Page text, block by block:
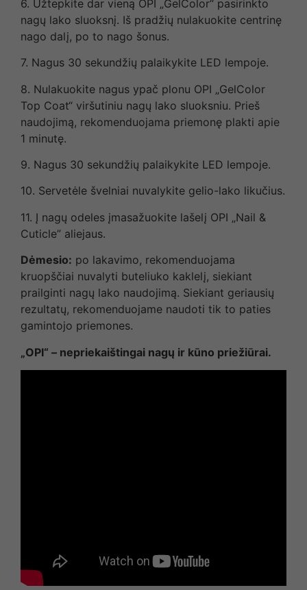
6. Užtepkite dar vieną OPI „GelColor“ pasirinkto
nagų lako sluoksnį. Iš pradžių nulakuokite centrinę
nago dalį, po to nago šonus.
7. Nagus 30 sekundžių palaikykite LED lempoje.
8. Nulakuokite nagus ypač plonu OPI „GelColor
Top Coat“ viršutiniu nagų lako sluoksniu. Prieš
naudojimą, rekomenduojama priemonę plakti apie
1 minutę.
9. Nagus 30 sekundžių palaikykite LED lempoje.
10. Servetėle švelniai nuvalykite gelio-lako likučius.
11. Į nagų odeles įmasažuokite lašelį OPI „Nail &
Cuticle” aliejaus.
Dėmesio: po lakavimo, rekomenduojama
kruopščiai nuvalyti buteliuko kaklelį, siekiant
prailginti nagų lako naudojimą. Siekiant geriausių
rezultatų, rekomenduojame naudoti tik to paties
gamintojo priemones.
„OPI“ – nepriekaištingai nagų ir kūno priežiūrai.